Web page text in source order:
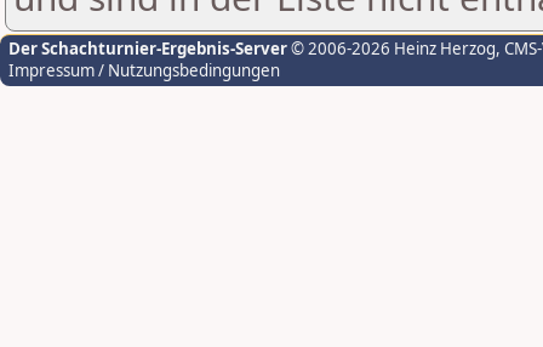
Der Schachturnier-Ergebnis-Server© 2006-2026 Heinz Herzog,
Impressum / Nutzungsbedingungen